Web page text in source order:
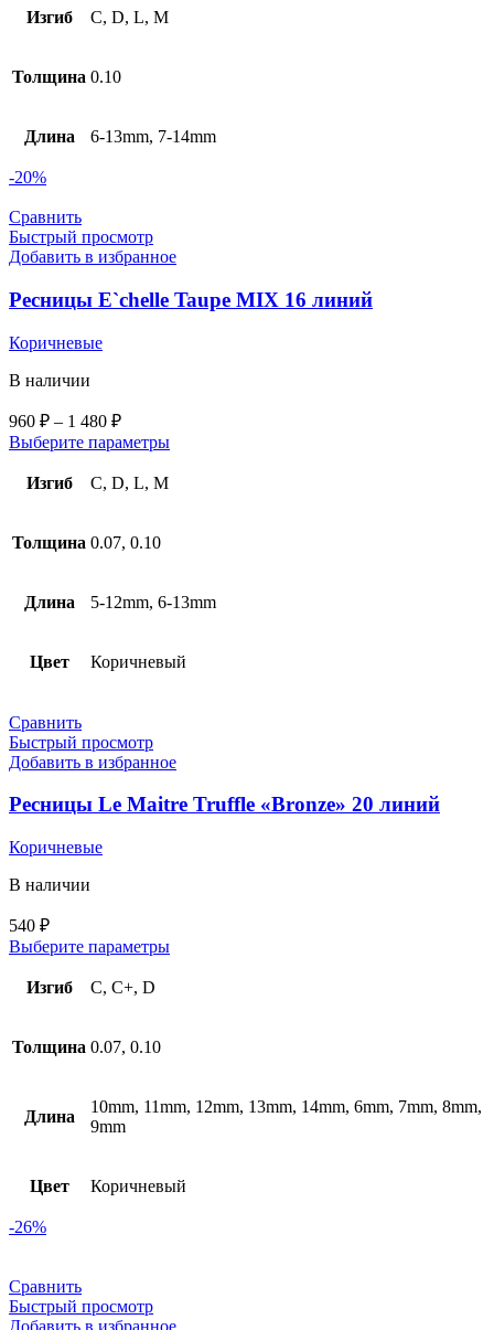
Изгиб C, D, L, M
Толщина 0.10
Длина 6-13mm, 7-14mm
-20%
Сравнить
Быстрый просмотр
Добавить в избранное
Ресницы E`chelle Taupe MIX 16 линий
Коричневые
В наличии
960 ₽ – 1 480 ₽
Выберите параметры
Изгиб C, D, L, M
Толщина 0.07, 0.10
Длина 5-12mm, 6-13mm
Цвет Коричневый
Сравнить
Быстрый просмотр
Добавить в избранное
Ресницы Le Maitre Truffle «Bronze» 20 линий
Коричневые
В наличии
540 ₽
Выберите параметры
Изгиб C, C+, D
Толщина 0.07, 0.10
Длина
10mm, 11mm, 12mm, 13mm, 14mm, 6mm, 7mm, 8mm,
9mm
Цвет Коричневый
-26%
Сравнить
Быстрый просмотр
Добавить в избранное